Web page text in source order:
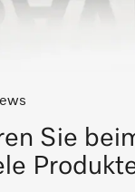
Sie